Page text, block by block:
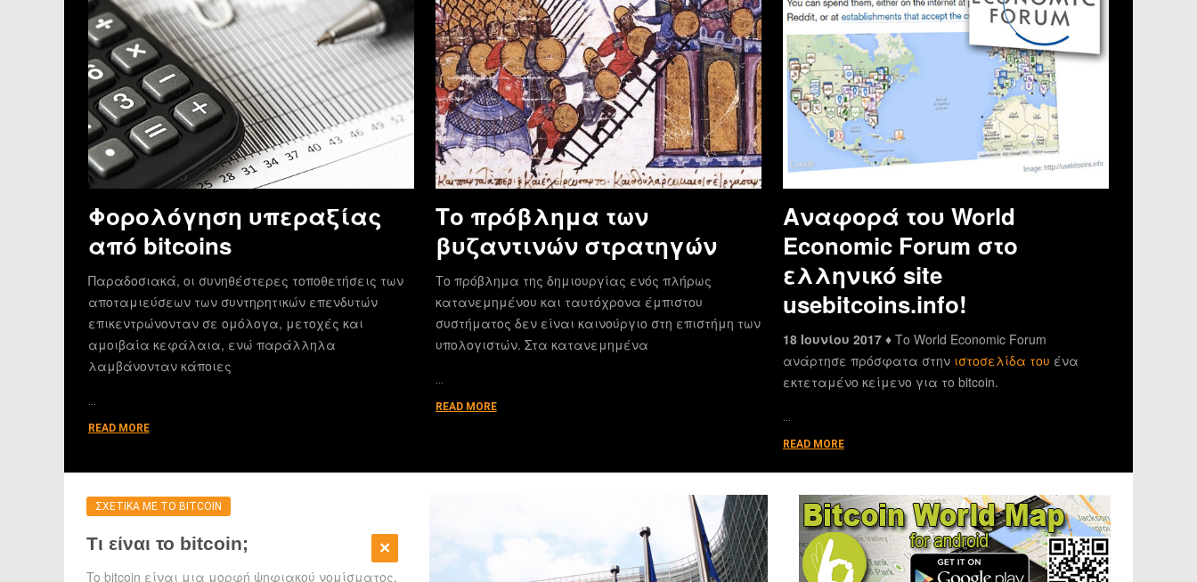
Φορολόγηση υπεραξίας
από bitcoins
Παραδοσιακά, οι συνηθέστερες τοποθετήσεις των
αποταμιεύσεων των συντηρητικών επενδυτών
επικεντρώνονταν σε ομόλογα, μετοχές και
αμοιβαία κεφάλαια, ενώ παράλληλα
λαμβάνονταν κάποιες
READ MORE
Το πρόβλημα των
βυζαντινών στρατηγών
Το πρόβλημα της δημιουργίας ενός πλήρως
κατανεμημένου και ταυτόχρονα έμπιστου
συστήματος δεν είναι καινούργιο στη επιστήμη των
υπολογιστών. Στα κατανεμημένα
READ MORE
Αναφορά του World
Economic Forum στο
ελληνικό site
usebitcoins.info!
18 Ιουνίου 2017 ♦ Το World Economic Forum
ανάρτησε πρόσφατα στην ιστοσελίδα του ένα
εκτεταμένο κείμενο για το bitcoin.
READ MORE
ΣΧΕΤΙΚΑ ΜΕ ΤΟ BITCOIN
Τι είναι το bitcoin;
To bitcoin είναι μια μορφή ψηφιακού νομίσματος,